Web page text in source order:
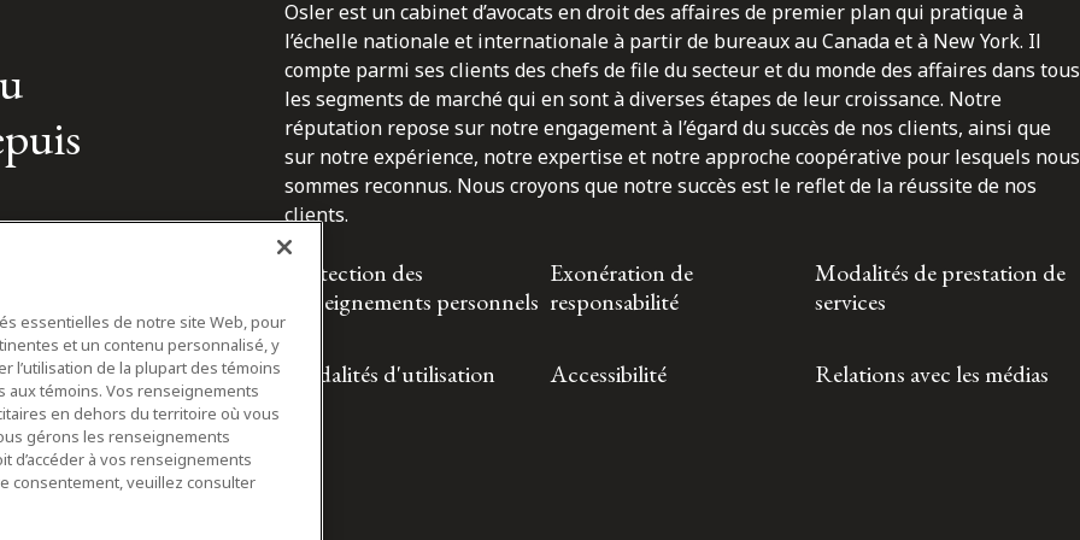
Osler est un cabinet d’avocats en droit des affaires de premier plan qui pratique à
l’échelle nationale et internationale à partir de bureaux au Canada et à New York. Il
compte parmi ses clients des chefs de file du secteur et du monde des affaires dans tous
les segments de marché qui en sont à diverses étapes de leur croissance. Notre
réputation repose sur notre engagement à l’égard du succès de nos clients, ainsi que
sur notre expérience, notre expertise et notre approche coopérative pour lesquels nous
sommes reconnus. Nous croyons que notre succès est le reflet de la réussite de nos
clients.
Protection des
renseignements personnels
Exonération de
responsabilité
Modalités de prestation de
services
Modalités d'utilisation Accessibilité Relations avec les médias
essentielles de notre site Web, pour
et un contenu personnalisé, y
l’utilisation de la plupart des témoins
témoins. Vos renseignements
en dehors du territoire où vous
gérons les renseignements
d’accéder à vos renseignements
consentement, veuillez consulter